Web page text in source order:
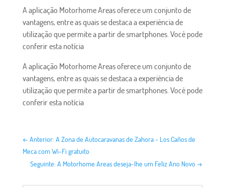
A aplicação Motorhome Areas oferece um conjunto de
vantagens, entre as quais se destaca a experiência de
utilização que permite a partir de smartphones. Você pode
conferir esta notícia
A aplicação Motorhome Areas oferece um conjunto de
vantagens, entre as quais se destaca a experiência de
utilização que permite a partir de smartphones. Você pode
conferir esta notícia
← Anterior: A Zona de Autocaravanas de Zahora - Los Caños de
Meca com Wi-Fi gratuito
Seguinte: A Motorhome Areas deseja-lhe um Feliz Ano Novo →